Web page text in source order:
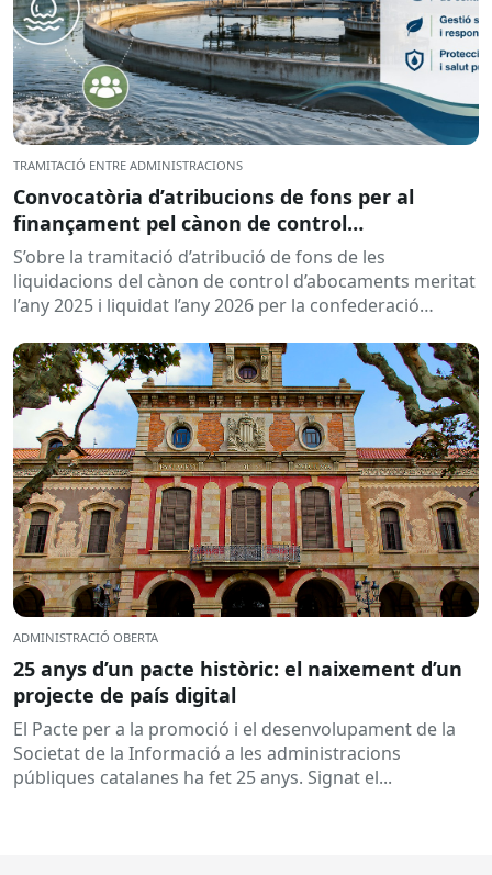
TRAMITACIÓ ENTRE ADMINISTRACIONS
Convocatòria d’atribucions de fons per al
finançament pel cànon de control
d’abocaments meritat l’any 2025 i liquidat l’any
2026
S’obre la tramitació d’atribució de fons de les
liquidacions del cànon de control d’abocaments meritat
l’any 2025 i liquidat l’any 2026 per la confederació
ADMINISTRACIÓ OBERTA
25 anys d’un pacte històric: el naixement d’un
projecte de país digital
El Pacte per a la promoció i el desenvolupament de la
Societat de la Informació a les administracions
públiques catalanes ha fet 25 anys. Signat el...